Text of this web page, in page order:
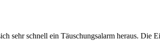
sehr schnell ein Täuschungsalarm heraus. Die